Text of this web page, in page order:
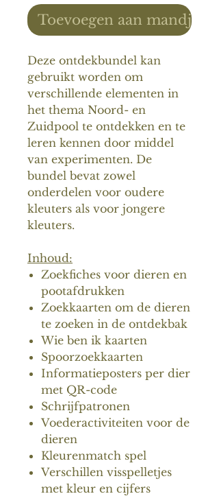
Toevoegen aan mandje
Deze ontdekbundel kan
gebruikt worden om
verschillende elementen in
het thema Noord- en
Zuidpool te ontdekken en te
leren kennen door middel
van experimenten. De
bundel bevat zowel
onderdelen voor oudere
kleuters als voor jongere
kleuters.
Inhoud:
Zoekfiches voor dieren en
pootafdrukken
Zoekkaarten om de dieren
te zoeken in de ontdekbak
Wie ben ik kaarten
Spoorzoekkaarten
Informatieposters per dier
met QR-code
Schrijfpatronen
Voederactiviteiten voor de
dieren
Kleurenmatch spel
Verschillen visspelletjes
met kleur en cijfers